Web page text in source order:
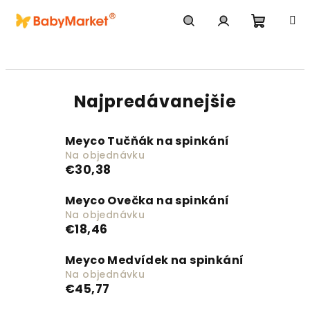
Najpredávanejšie
Meyco Tučňák na spinkání
Na objednávku
€30,38
Meyco Ovečka na spinkání
Na objednávku
€18,46
Meyco Medvídek na spinkání
Na objednávku
€45,77